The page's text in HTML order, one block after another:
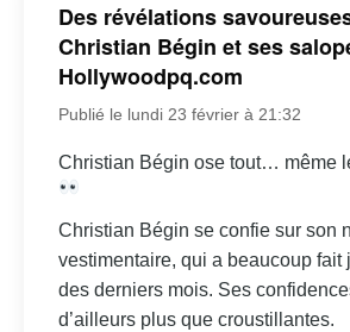
Des révélations
Christian Bégin et ses
Hollywoodpq.com
Publié le lundi 23 février à 21:32
Christian Bégin ose tout… même
Christian Bégin se confie sur son
vestimentaire, qui a beaucoup fait
des derniers mois. Ses
d’ailleurs plus que croustillantes.